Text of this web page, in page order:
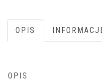
OPIS
OPIS